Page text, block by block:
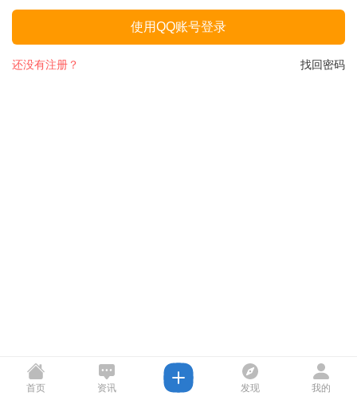
使用QQ账号登录
找回密码
还没有注册？
首页 资讯 发现 我的